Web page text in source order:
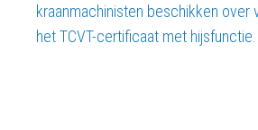
kraanmachinisten beschikken over
het TCVT-certificaat met hijsfunctie.